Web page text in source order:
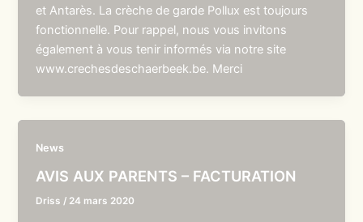
et Antarès. La crèche de garde Pollux est toujours
fonctionnelle. Pour rappel, nous vous invitons
également à vous tenir informés via notre site
www.crechesdeschaerbeek.be. Merci
News
AVIS AUX PARENTS – FACTURATION
Driss / 24 mars 2020